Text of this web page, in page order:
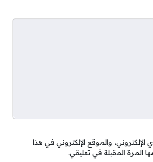
والموقع الإلكتروني في هذا
المرة المقبلة في تعليقي.